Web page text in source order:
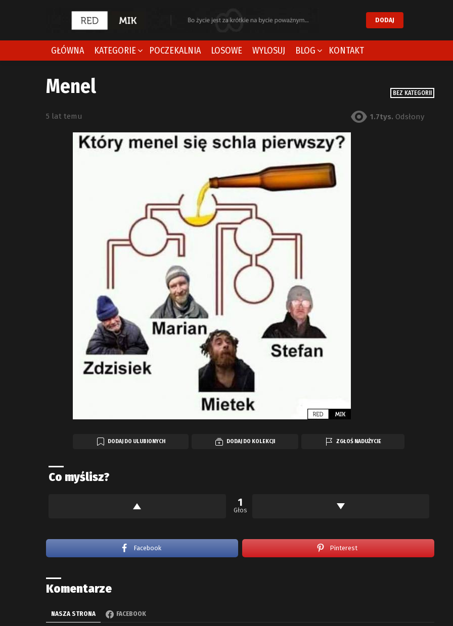
DODAJ
GŁÓWNA KATEGORIE POCZEKALNIA LOSOWE WYLOSUJ BLOG KONTAKT
BEZ KATEGORII
Menel
5 lat temu 1.7tys. Odsłony
DODAJ DO ULUBIONYCH DODAJ DO KOLEKCJI ZGŁOŚ NADUŻYCIE
Co myślisz?
1
Głos
Facebook Pinterest
Komentarze
NASZA STRONA FACEBOOK